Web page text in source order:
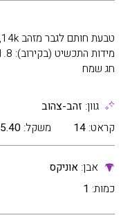
טבעת חותם לגבר מזהב 14k, במשקל 5.40 גרם
מידות התכשיט (בקירוב): 1.8 ס"מ * 1.4 ס"מ
חג שמח
גוון: זהב-צהוב
קראט: 14 משקל: 5.40 GR
אבן:אוניקס
כמות: 1